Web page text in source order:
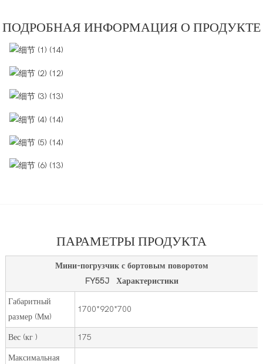
ПОДРОБНАЯ ИНФОРМАЦИЯ О ПРОДУКТЕ
ПАРАМЕТРЫ ПРОДУКТА
Мини-погрузчик с бортовым поворотом
FY55J Характеристики
Габаритный
размер (Мм)
1700*920*700
Вес (кг ) 175
Максимальная